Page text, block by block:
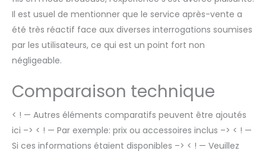
Il est usuel de mentionner que le service après-vente a
été très réactif face aux diverses interrogations soumises
par les utilisateurs, ce qui est un point fort non
négligeable.
Comparaison technique
< ! — Autres éléments comparatifs peuvent être ajoutés
ici –> < ! — Par exemple: prix ou accessoires inclus –> < ! —
Si ces informations étaient disponibles –> < ! — Veuillez